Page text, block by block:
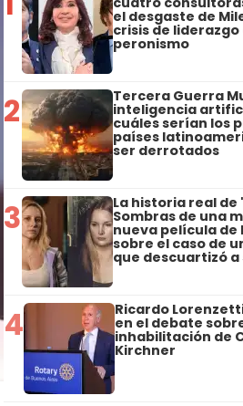
el desgaste de
crisis de liderazgo
peronismo
2 Tercera Guerra
inteligencia
cuáles serían los
países
ser derrotados
3 La historia real de
Sombras de una
nueva película de
sobre el caso de
que descuartizó
4 Ricardo
en el debate
inhabilitación de
Kirchner